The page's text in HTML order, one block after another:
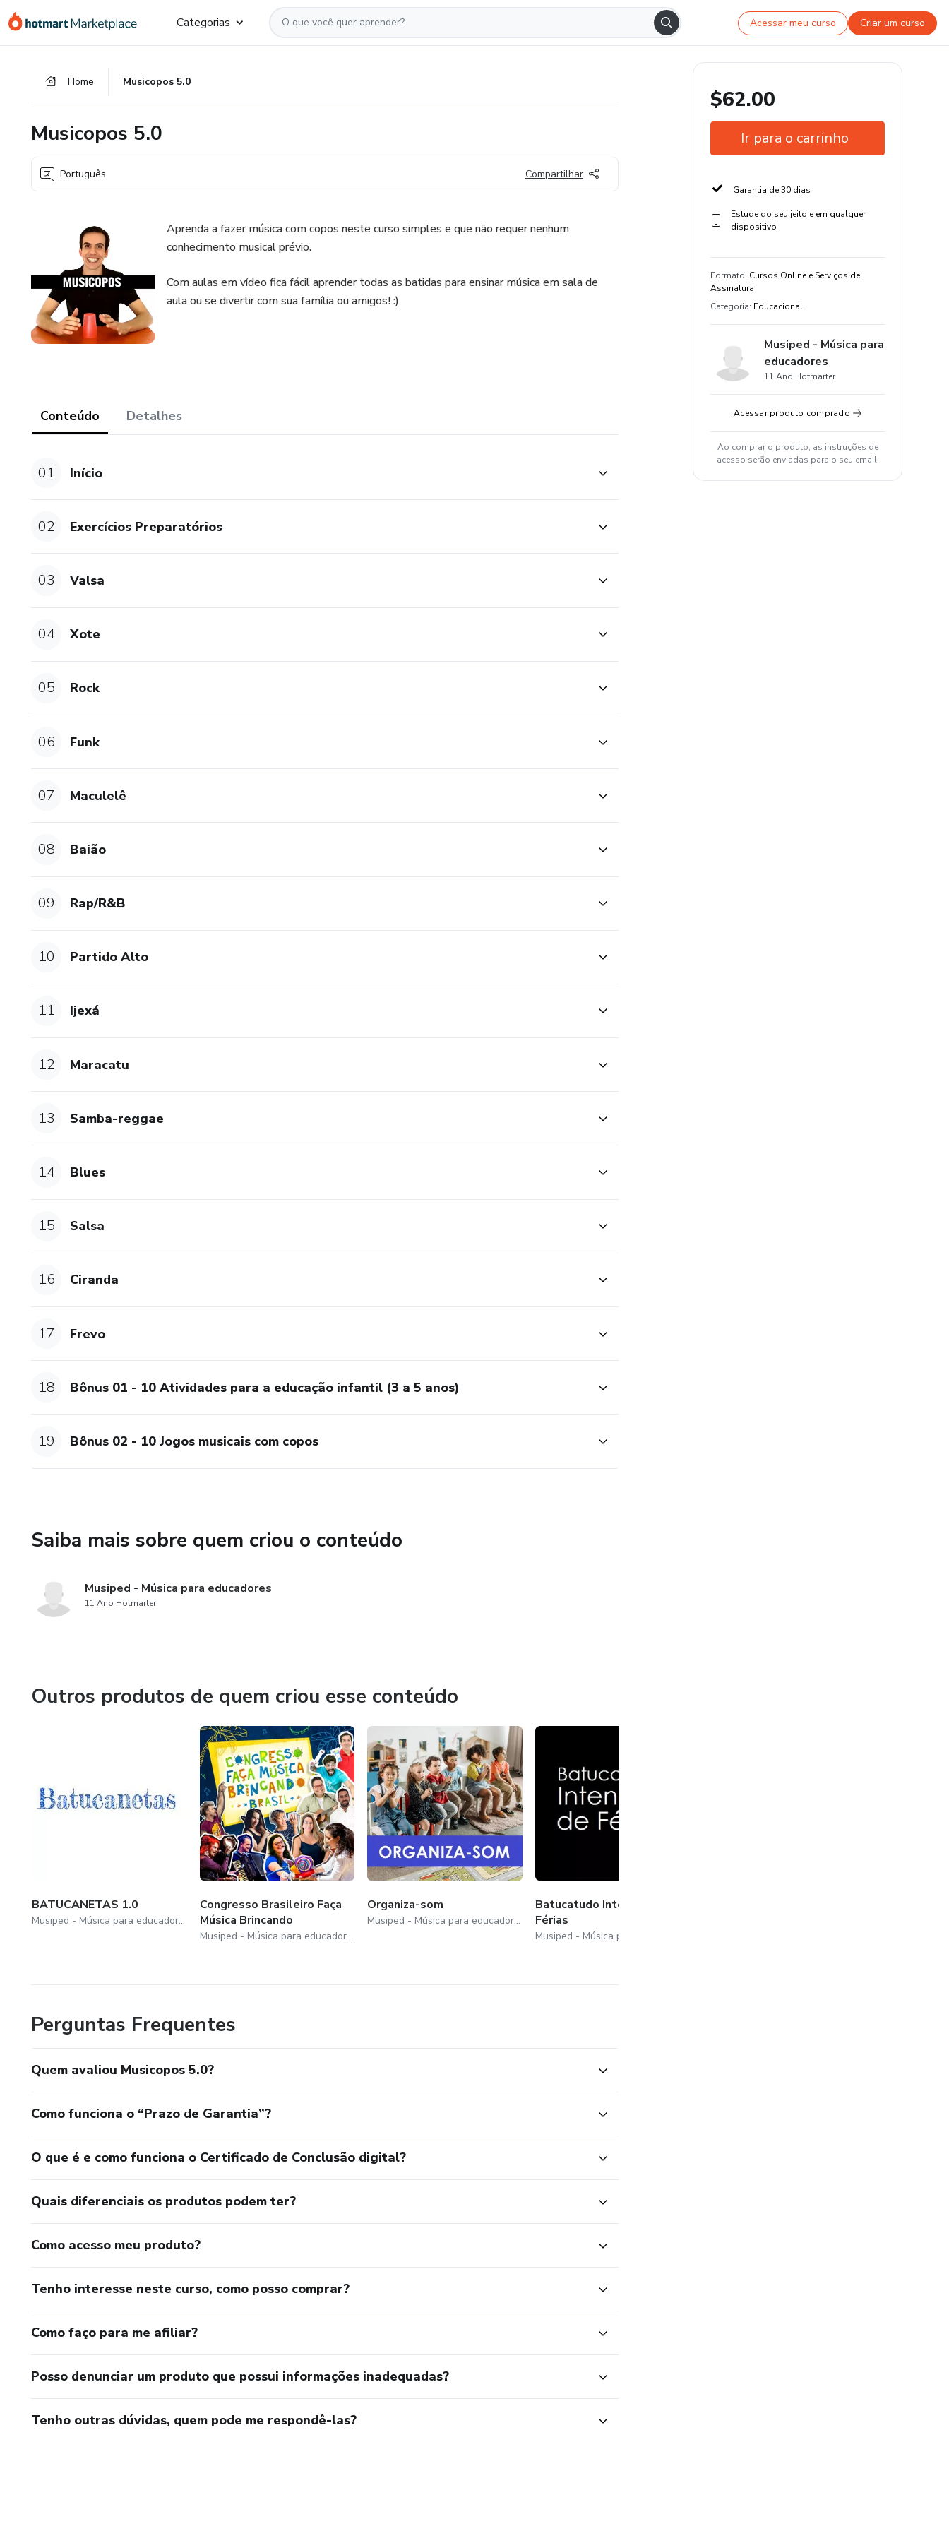
para
para
para
Categorias Acessar meu curso Criar um curso
Home Musicopos 5.0
Musicopos 5.0
Português Compartilhar
Aprenda a fazer música com copos neste curso simples e que não requer nenhum
conhecimento musical prévio.
Com aulas em vídeo fica fácil aprender todas as batidas para ensinar música em sala de
aula ou se divertir com sua família ou amigos! :)
Conteúdo Detalhes
01 Início
02 Exercícios Preparatórios
03 Valsa
04 Xote
05 Rock
06 Funk
07 Maculelê
08 Baião
09 Rap/R&B
10 Partido Alto
11 Ijexá
12 Maracatu
13 Samba-reggae
14 Blues
15 Salsa
16 Ciranda
17 Frevo
18 Bônus 01 - 10 Atividades para a educação infantil (3 a 5 anos)
19 Bônus 02 - 10 Jogos musicais com copos
Saiba mais sobre quem criou o conteúdo
Musiped - Música para educadores
11 Ano Hotmarter
Outros produtos de quem criou esse conteúdo
BATUCANETAS 1.0
Musiped - Música para educadores
Congresso Brasileiro Faça
Música Brincando
Musiped - Música para educadores
Organiza-som
Musiped - Música para educadores
Batucatudo Intensivo de
Férias
Perguntas Frequentes
Quem avaliou Musicopos 5.0?
Como funciona o “Prazo de Garantia”?
O que é e como funciona o Certificado de Conclusão digital?
Quais diferenciais os produtos podem ter?
Como acesso meu produto?
Tenho interesse neste curso, como posso comprar?
Como faço para me afiliar?
Posso denunciar um produto que possui informações inadequadas?
Tenho outras dúvidas, quem pode me respondê-las?
$62.00
Ir para o carrinho
Garantia de 30 dias
Estude do seu jeito e em qualquer
dispositivo
Formato: Cursos Online e Serviços de
Assinatura
Categoria: Educacional
Musiped - Música para
educadores
11 Ano Hotmarter
Acessar produto comprado
Ao comprar o produto, as instruções de
acesso serão enviadas para o seu email.